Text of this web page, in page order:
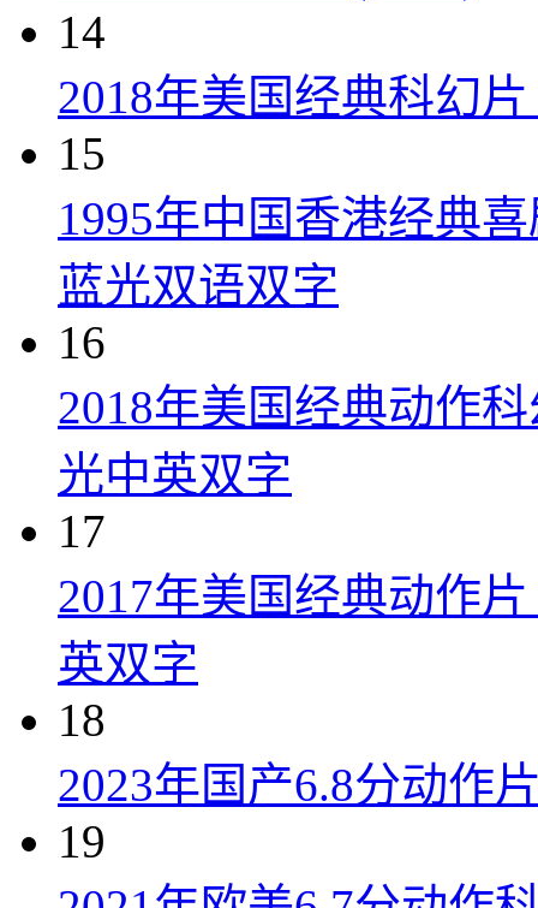
14
2018年美国经典科幻
15
1995年中国香港经典
蓝光双语双字
16
2018年美国经典动作
光中英双字
17
2017年美国经典动作
英双字
18
2023年国产6.8分动作
19